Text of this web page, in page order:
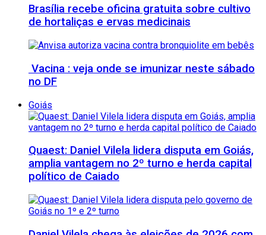
Brasília recebe oficina gratuita sobre cultivo
de hortaliças e ervas medicinais
Vacina : veja onde se imunizar neste sábado
no DF
Goiás
Quaest: Daniel Vilela lidera disputa em Goiás,
amplia vantagem no 2º turno e herda capital
político de Caiado